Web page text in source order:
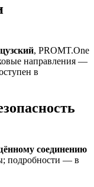
, PROMT.One
направления —
в
соединению
подробности — в